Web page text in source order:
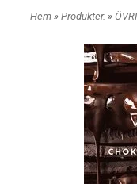
Hem » Produkter. »